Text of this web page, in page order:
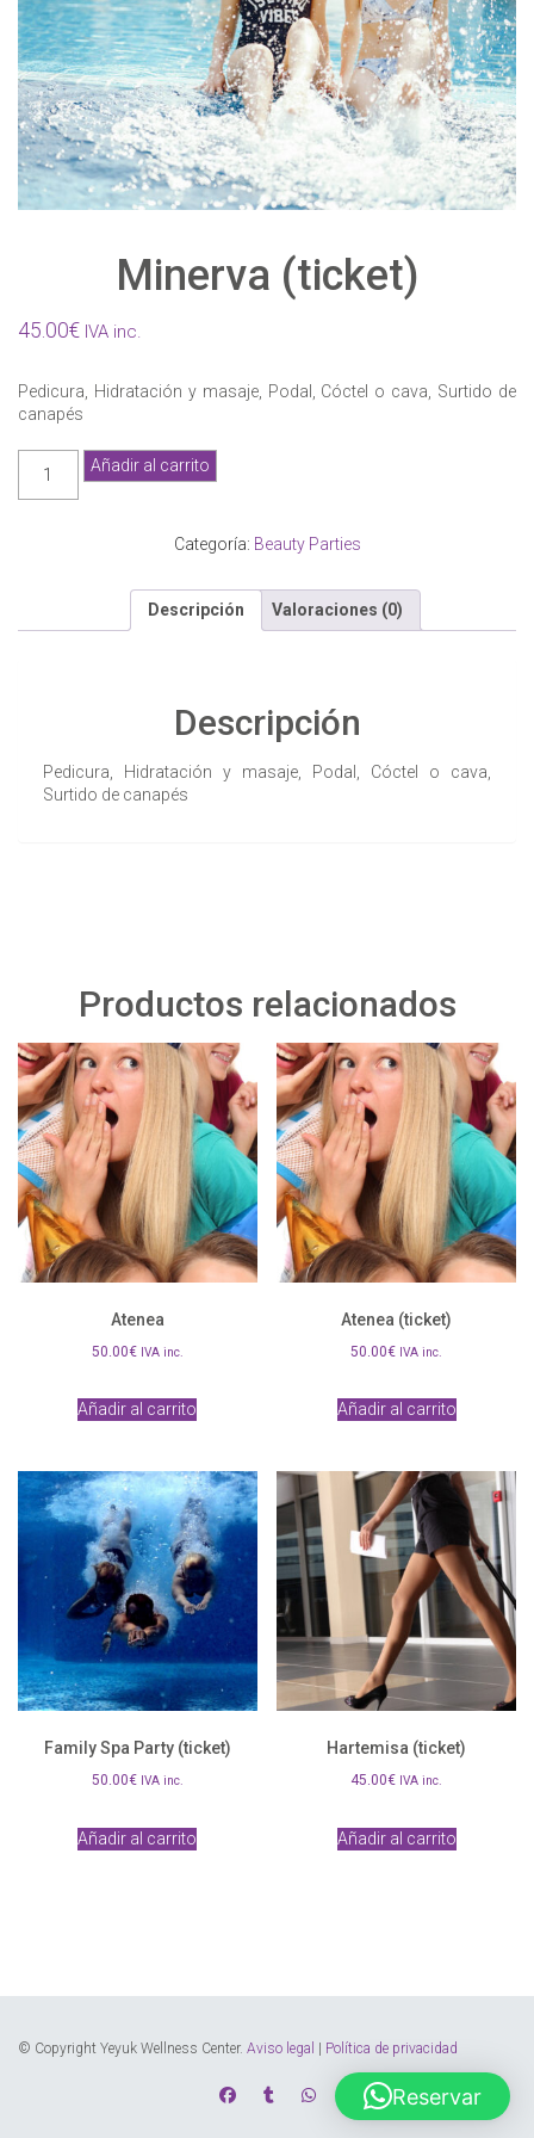
Minerva (ticket)
45.00€ IVA inc.
Pedicura, Hidratación y masaje, Podal, Cóctel o cava, Surtido de
canapés
(ticket)
cantidad
Añadir al carrito
Categoría: Beauty Parties
Descripción Valoraciones (0)
Descripción
Pedicura, Hidratación y masaje, Podal, Cóctel o cava,
Surtido de canapés
Productos relacionados
Atenea
50.00€ IVA inc.
Añadir al carrito
Atenea (ticket)
50.00€ IVA inc.
Añadir al carrito
Family Spa Party (ticket)
50.00€ IVA inc.
Añadir al carrito
Hartemisa (ticket)
45.00€ IVA inc.
Añadir al carrito
© Copyright Yeyuk Wellness Center. Aviso legal | Política de privacidad
Reservar